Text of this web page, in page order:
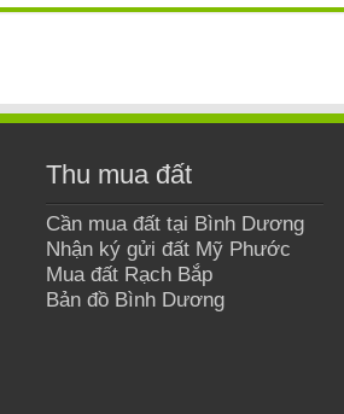
Thu mua đất
Cần mua đất tại Bình Dương
Nhận ký gửi đất Mỹ Phước
Mua đất Rạch Bắp
Bản đồ Bình Dương